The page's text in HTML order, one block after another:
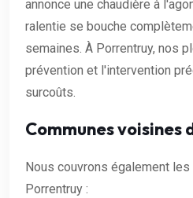
annonce une chaudière à
ralentie se bouche
semaines. À Porrentruy, nos
prévention et l'intervention
surcoûts.
Communes voisines
Nous couvrons également
Porrentruy :